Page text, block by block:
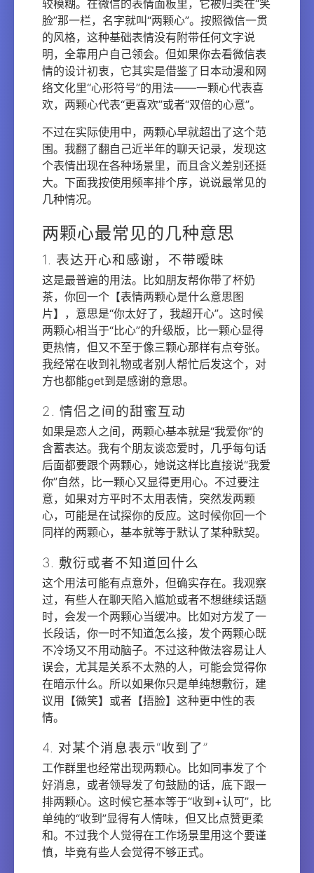
较模糊。在微信的表情面板里，它被归类在“笑
脸”那一栏，名字就叫“两颗心”。按照微信一贯
的风格，这种基础表情没有附带任何文字说
明，全靠用户自己领会。但如果你去看微信表
情的设计初衷，它其实是借鉴了日本动漫和网
络文化里“心形符号”的用法——一颗心代表喜
欢，两颗心代表“更喜欢”或者“双倍的心意”。
不过在实际使用中，两颗心早就超出了这个范
围。我翻了翻自己近半年的聊天记录，发现这
个表情出现在各种场景里，而且含义差别还挺
大。下面我按使用频率排个序，说说最常见的
几种情况。
两颗心最常见的几种意思
1. 表达开心和感谢，不带暧昧
这是最普遍的用法。比如朋友帮你带了杯奶
茶，你回一个【表情两颗心是什么意思图
片】，意思是“你太好了，我超开心”。这时候
两颗心相当于“比心”的升级版，比一颗心显得
更热情，但又不至于像三颗心那样有点夸张。
我经常在收到礼物或者别人帮忙后发这个，对
方也都能get到是感谢的意思。
2. 情侣之间的甜蜜互动
如果是恋人之间，两颗心基本就是“我爱你”的
含蓄表达。我有个朋友谈恋爱时，几乎每句话
后面都要跟个两颗心，她说这样比直接说“我爱
你”自然，比一颗心又显得更用心。不过要注
意，如果对方平时不太用表情，突然发两颗
心，可能是在试探你的反应。这时候你回一个
同样的两颗心，基本就等于默认了某种默契。
3. 敷衍或者不知道回什么
这个用法可能有点意外，但确实存在。我观察
过，有些人在聊天陷入尴尬或者不想继续话题
时，会发一个两颗心当缓冲。比如对方发了一
长段话，你一时不知道怎么接，发个两颗心既
不冷场又不用动脑子。不过这种做法容易让人
误会，尤其是关系不太熟的人，可能会觉得你
在暗示什么。所以如果你只是单纯想敷衍，建
议用【微笑】或者【捂脸】这种更中性的表
情。
4. 对某个消息表示“收到了”
工作群里也经常出现两颗心。比如同事发了个
好消息，或者领导发了句鼓励的话，底下跟一
排两颗心。这时候它基本等于“收到+认可”，比
单纯的“收到”显得有人情味，但又比点赞更柔
和。不过我个人觉得在工作场景里用这个要谨
慎，毕竟有些人会觉得不够正式。